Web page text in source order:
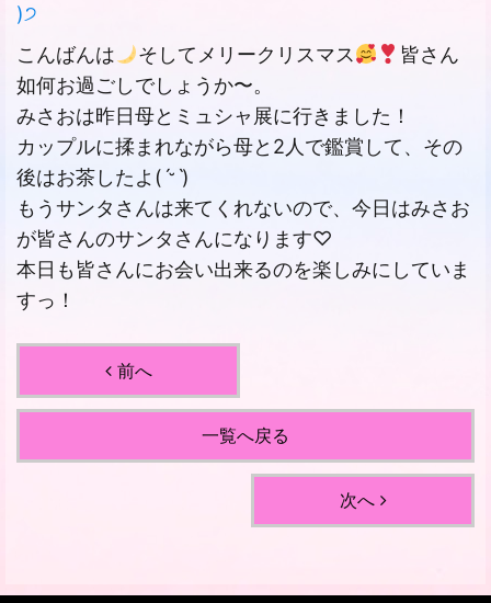
)੭
こんばんは
そしてメリークリスマス
皆さん
如何お過ごしでしょうか〜。
みさおは昨日母とミュシャ展に行きました！
カップルに揉まれながら母と2人で鑑賞して、その
後はお茶したよ(ˊᵕˋ)
もうサンタさんは来てくれないので、今日はみさお
が皆さんのサンタさんになります♡
本日も皆さんにお会い出来るのを楽しみにしていま
すっ！
前へ
一覧へ戻る
次へ